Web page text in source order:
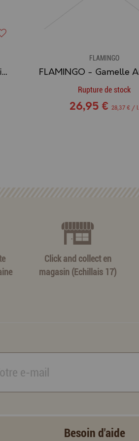
FLAMINGO - Jouet Chat Souris + Balle (grise)
FLAMINGO
Rupture de stock
26,95 € 28,37 € / l
Click and collect en
magasin (Echillais 17)
Besoin d'aide